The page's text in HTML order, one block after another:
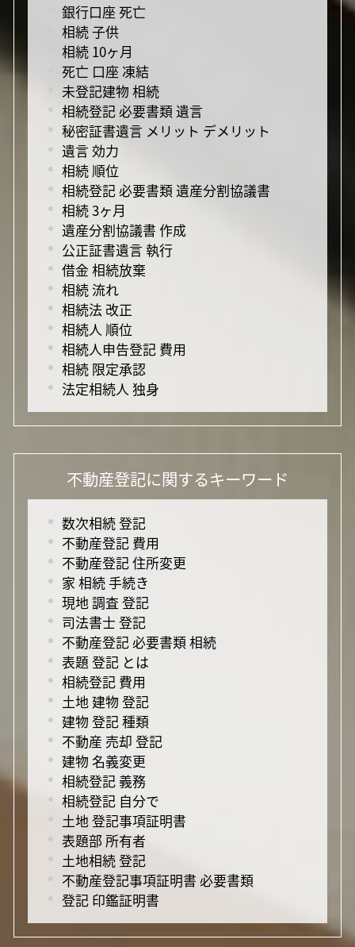
銀行口座 死亡
相続 子供
相続 10ヶ月
死亡 口座 凍結
未登記建物 相続
相続登記 必要書類 遺言
秘密証書遺言 メリット デメリット
遺言 効力
相続 順位
相続登記 必要書類 遺産分割協議書
相続 3ヶ月
遺産分割協議書 作成
公正証書遺言 執行
借金 相続放棄
相続 流れ
相続法 改正
相続人 順位
相続人申告登記 費用
相続 限定承認
法定相続人 独身
不動産登記に関するキーワード
数次相続 登記
不動産登記 費用
不動産登記 住所変更
家 相続 手続き
現地 調査 登記
司法書士 登記
不動産登記 必要書類 相続
表題 登記 とは
相続登記 費用
土地 建物 登記
建物 登記 種類
不動産 売却 登記
建物 名義変更
相続登記 義務
相続登記 自分で
土地 登記事項証明書
表題部 所有者
土地相続 登記
不動産登記事項証明書 必要書類
登記 印鑑証明書